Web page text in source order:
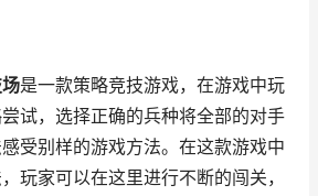
是一款策略竞技游戏，在游戏中玩
试，选择正确的兵种将全部的对手
受别样的游戏方法。在这款游戏中
玩家可以在这里进行不断的闯关，